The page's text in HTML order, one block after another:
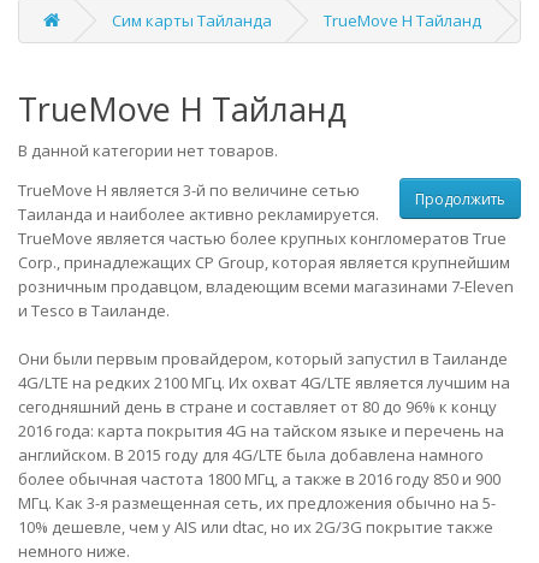
Сим карты Тайланда TrueMove H Тайланд
TrueMove H Тайланд
В данной категории нет товаров.
Продолжить
TrueMove H является 3-й по величине сетью
Таиланда и наиболее активно рекламируется.
TrueMove является частью более крупных конгломератов True
Corp., принадлежащих CP Group, которая является крупнейшим
розничным продавцом, владеющим всеми магазинами 7-Eleven
и Tesco в Таиланде.
Они были первым провайдером, который запустил в Таиланде
4G/LTE на редких 2100 МГц. Их охват 4G/LTE является лучшим на
сегодняшний день в стране и составляет от 80 до 96% к концу
2016 года: карта покрытия 4G на тайском языке и перечень на
английском. В 2015 году для 4G/LTE была добавлена намного
более обычная частота 1800 МГц, а также в 2016 году 850 и 900
МГц. Как 3-я размещенная сеть, их предложения обычно на 5-
10% дешевле, чем у AIS или dtac, но их 2G/3G покрытие также
немного ниже.